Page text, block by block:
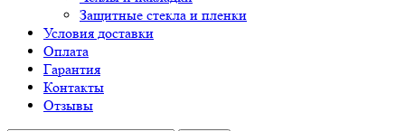
Защитные стекла и пленки
Условия доставки
Оплата
Гарантия
Контакты
Отзывы